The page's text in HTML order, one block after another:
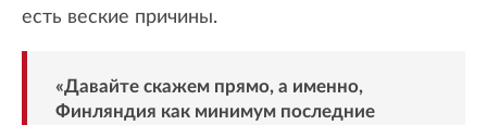
есть веские причины.
«Давайте скажем прямо, а именно,
Финляндия как минимум последние